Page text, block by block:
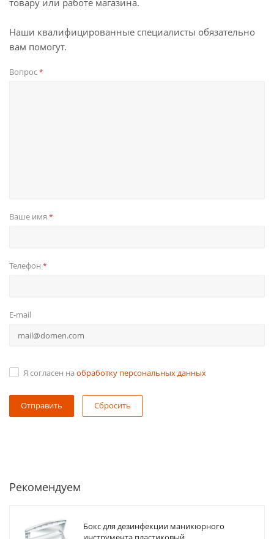
товару или работе магазина.
Наши квалифицированные специалисты обязательно
вам помогут.
Вопрос*
Ваше имя *
Телефон *
E-mail
Я согласен на обработку персональных данных
Сбросить
Рекомендуем
Бокс для дезинфекции маникюрного